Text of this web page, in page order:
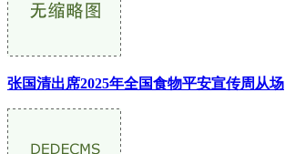
张国清出席2025年全国食物平安宣传周从场